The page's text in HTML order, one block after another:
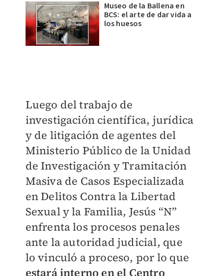
Museo de la Ballena en
BCS: el arte de dar vida a
los huesos
Luego del trabajo de
investigación científica, jurídica
y de litigación de agentes del
Ministerio Público de la Unidad
de Investigación y Tramitación
Masiva de Casos Especializada
en Delitos Contra la Libertad
Sexual y la Familia, Jesús “N”
enfrenta los procesos penales
ante la autoridad judicial, que
lo vinculó a proceso, por lo que
estará interno en el Centro